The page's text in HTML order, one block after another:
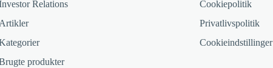
Relations
produkter
Cookiepolitik
Privatlivspolitik
Cookieindstillinger